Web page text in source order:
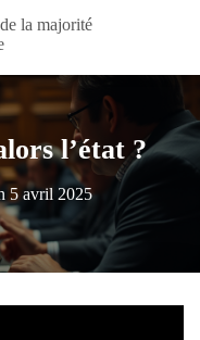
la majorité
l’état ?
5 avril 2025